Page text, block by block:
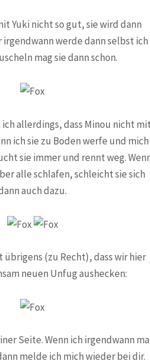
Yuki nicht so gut, sie wird dann
werde dann selbst ich
mag sie dann schon.
allerdings, dass Minou nicht
ich sie zu Boden werfe und mich
sie immer und rennt weg.
alle schlafen, schleicht sie sich
auch dazu.
(zu Recht), dass wir hier
neuen Unfug aushecken:
Seite. Wenn ich irgendwann
melde ich mich wieder bei dir.